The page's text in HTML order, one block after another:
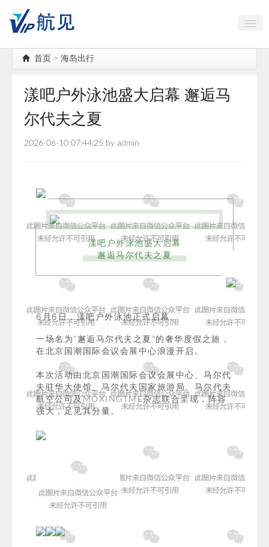
中国古镇大全
海岛出行
AI智能
首页 > 海岛出行
漾吧户外泳池盛大启幕 邂逅马
尔代夫之夏
2026-06-10 07:44:25 by admin
漾吧户外泳池盛大启幕
邂逅马尔代夫之夏
6月6日，漾吧户外泳池正式启幕。
一场名为“邂逅马尔代夫之夏”的奢华度假之旅，
在北京国潮国际会议会展中心浪漫开启。
本次活动由北京国潮国际会议会展中心、马尔代
夫驻华大使馆、马尔代夫国家旅游局、马尔代夫
航空公司及MOXINGTME杂志联合呈现，阵容
强大，足见其分量。